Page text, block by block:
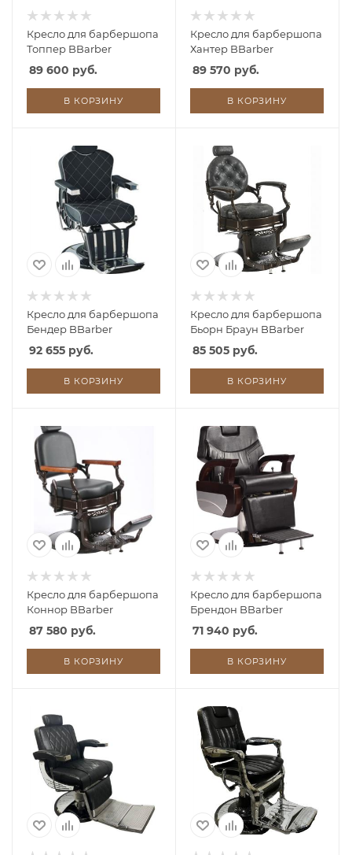
Кресло для барбершопа
Топпер BBarber
89 600 руб.
В КОРЗИНУ
Кресло для барбершопа
Хантер BBarber
89 570 руб.
В КОРЗИНУ
Кресло для барбершопа
Бендер BBarber
92 655 руб.
В КОРЗИНУ
Кресло для барбершопа
Бьорн Браун BBarber
85 505 руб.
В КОРЗИНУ
Кресло для барбершопа
Коннор BBarber
87 580 руб.
В КОРЗИНУ
Кресло для барбершопа
Брендон BBarber
71 940 руб.
В КОРЗИНУ